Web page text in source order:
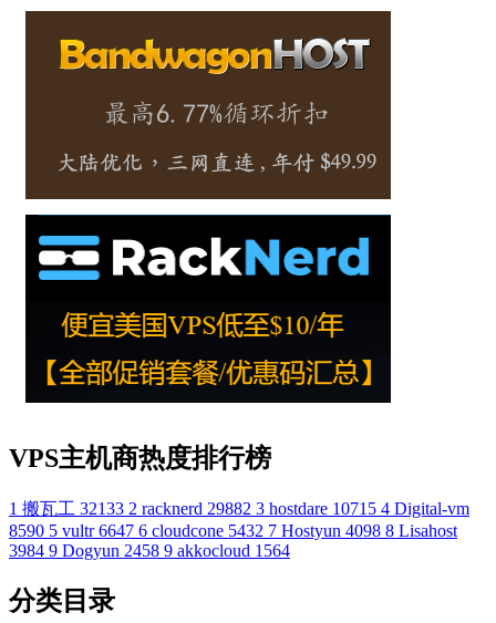
VPS主机商热度排行榜
1 搬瓦工 32133 2 racknerd 29882 3 hostdare 10715 4 Digital-vm
8590 5 vultr 6647 6 cloudcone 5432 7 Hostyun 4098 8 Lisahost
3984 9 Dogyun 2458 9 akkocloud 1564
分类目录